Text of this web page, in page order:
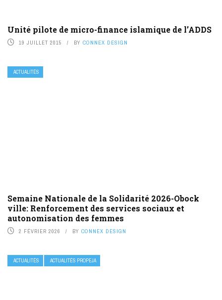
Unité pilote de micro-finance islamique de l’ADDS
19 JUILLET 2015 BY CONNEX DESIGN
ACTUALITÉS
Semaine Nationale de la Solidarité 2026-Obock
ville: Renforcement des services sociaux et
autonomisation des femmes
2 FÉVRIER 2026 BY CONNEX DESIGN
ACTUALITÉS ACTUALITÉS PROPEJA